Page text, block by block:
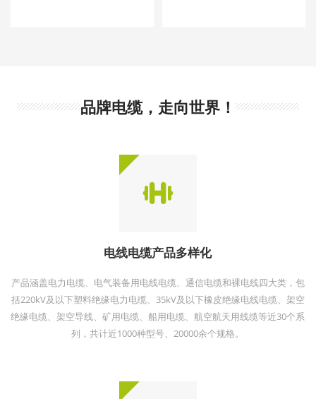
品牌电缆，走向世界！
电线电缆产品多样化
产品涵盖电力电缆、电气装备用电线电缆、通信电缆和裸电线四大类，包
括220kV及以下塑料绝缘电力电缆、35kV及以下橡皮绝缘电线电缆、架空
绝缘电缆、架空导线、矿用电缆、船用电缆、航空航天用线缆等近30个系
列，共计近1000种型号、20000余个规格。